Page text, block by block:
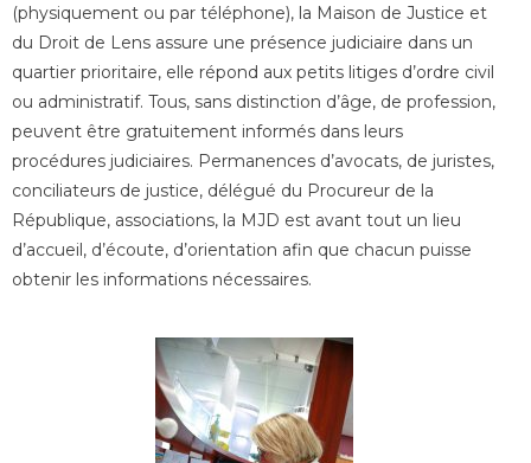
(physiquement ou par téléphone), la Maison de Justice et
du Droit de Lens assure une présence judiciaire dans un
quartier prioritaire, elle répond aux petits litiges d’ordre civil
ou administratif. Tous, sans distinction d’âge, de profession,
peuvent être gratuitement informés dans leurs
procédures judiciaires. Permanences d’avocats, de juristes,
conciliateurs de justice, délégué du Procureur de la
République, associations, la MJD est avant tout un lieu
d’accueil, d’écoute, d’orientation afin que chacun puisse
obtenir les informations nécessaires.